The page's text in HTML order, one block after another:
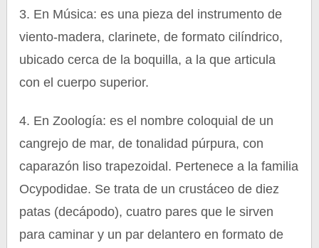
3. En Música: es una pieza del instrumento de
viento-madera, clarinete, de formato cilíndrico,
ubicado cerca de la boquilla, a la que articula
con el cuerpo superior.
4. En Zoología: es el nombre coloquial de un
cangrejo de mar, de tonalidad púrpura, con
caparazón liso trapezoidal. Pertenece a la familia
Ocypodidae. Se trata de un crustáceo de diez
patas (decápodo), cuatro pares que le sirven
para caminar y un par delantero en formato de